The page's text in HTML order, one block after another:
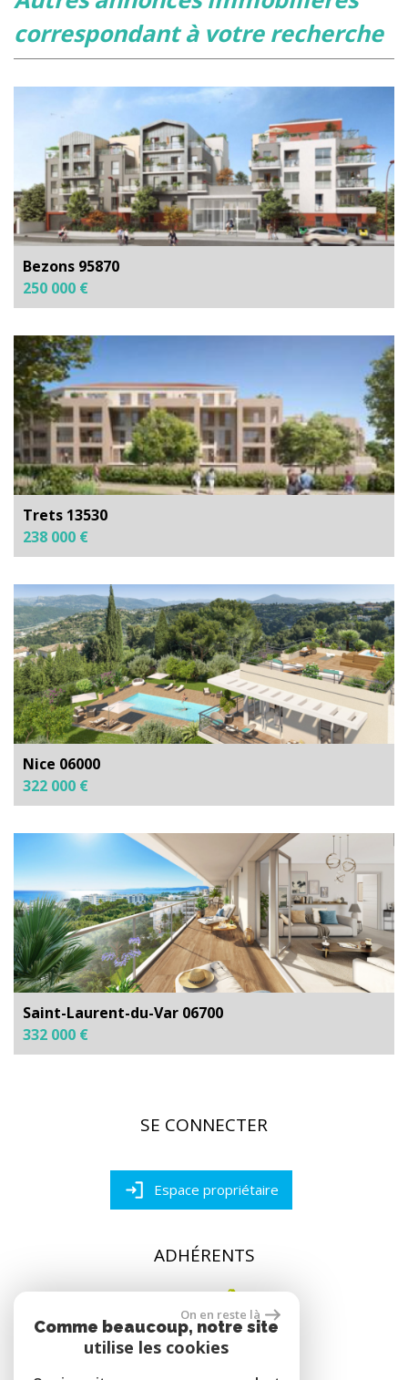
correspondant à votre recherche
Bezons 95870
250 000 €
Trets 13530
238 000 €
Nice 06000
322 000 €
Saint-Laurent-du-Var 06700
332 000 €
ADHÉRENTS
SE CONNECTER
Espace propriétaire
On en reste là
Comme beaucoup, notre site
utilise les cookies